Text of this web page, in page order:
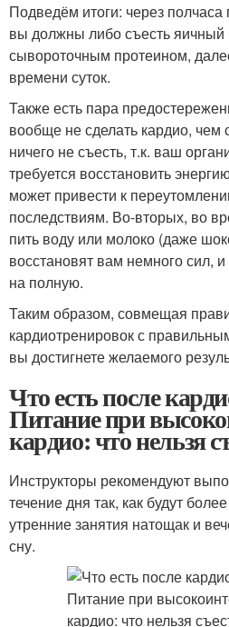
Подведём итоги: через полчаса
вы должны либо съесть яичный
сывороточным протеином,
времени суток.
Также есть пара
вообще не сделать кардио, чем
ничего не съесть, т.к. ваш
требуется восстановить
может привести к
последствиям. Во-вторых, во
пить воду или молоко (даже
восстановят вам немного сил,
на полную.
Таким образом, совмещая
кардиотренировок с
вы достигнете желаемого
Что есть после
Питание при
кардио: что нельзя
Инструкторы рекомендуют
течение дня так, как будут
утренние занятия натощак и
сну.